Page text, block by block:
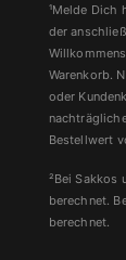
¹Melde Dich
der
Warenkorb.
oder
Bestellwert
²Bei Sakkos
berechnet.
berechnet.